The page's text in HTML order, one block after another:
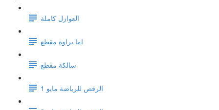
العوازل كاملة
اما براوة مقطع
سالكة مقطع
الرقص للرياضة مايو 1